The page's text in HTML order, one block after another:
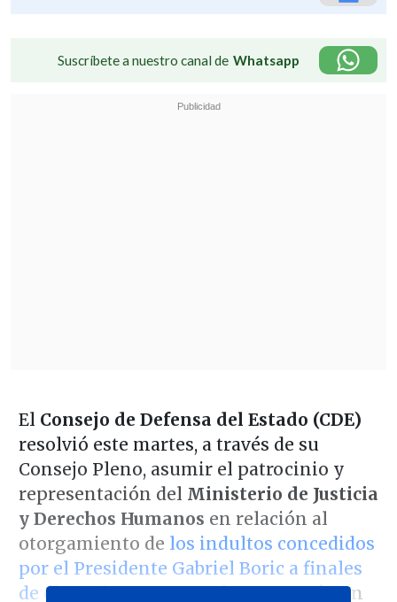
Suscríbete a nuestro canal de Whatsapp
El Consejo de Defensa del Estado (CDE)
resolvió este martes, a través de su
Consejo Pleno, asumir el patrocinio y
representación del Ministerio de Justicia
y Derechos Humanos en relación al
otorgamiento de los indultos concedidos
por el Presidente Gabriel Boric a finales
de diciembre, que actualmente están en